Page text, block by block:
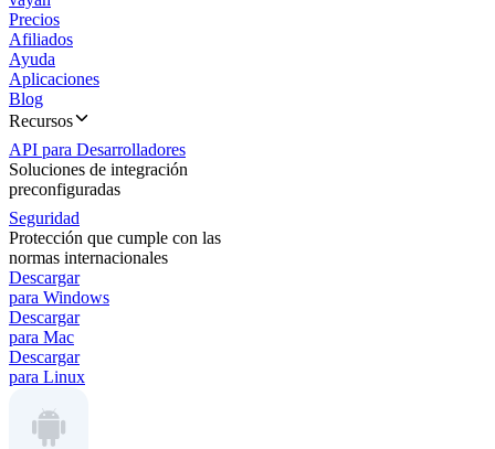
Precios
Afiliados
Ayuda
Aplicaciones
Blog
Recursos
API para Desarrolladores
Soluciones de integración
preconfiguradas
Seguridad
Protección que cumple con las
normas internacionales
Descargar
para Windows
Descargar
para Mac
Descargar
para Linux